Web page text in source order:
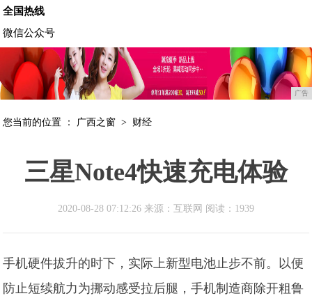
全国热线
微信公众号
广告
您当前的位置 ： 广西之窗 > 财经
三星Note4快速充电体验
2020-08-28 07:12:26 来源：互联网 阅读：1939
手机硬件拔升的时下，实际上新型电池止步不前。以便
防止短续航力为挪动感受拉后腿，手机制造商除开粗鲁